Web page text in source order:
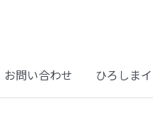
お問い合わせ ひろしま